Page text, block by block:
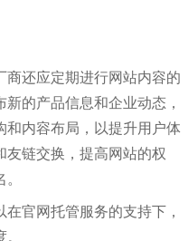
商还应定期进行网站内容的
的产品信息和企业动态，
和内容布局，以提升用户体
友链交换，提高网站的权
官网托管服务的支持下，